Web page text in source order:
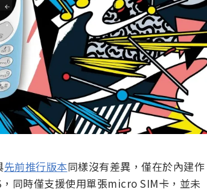
先前推行版本同樣沒有差異，僅在於內建作
同時僅支援使用單張micro SIM卡，並未